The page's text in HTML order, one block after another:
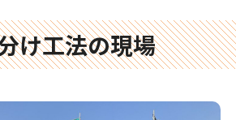
け工法の現場